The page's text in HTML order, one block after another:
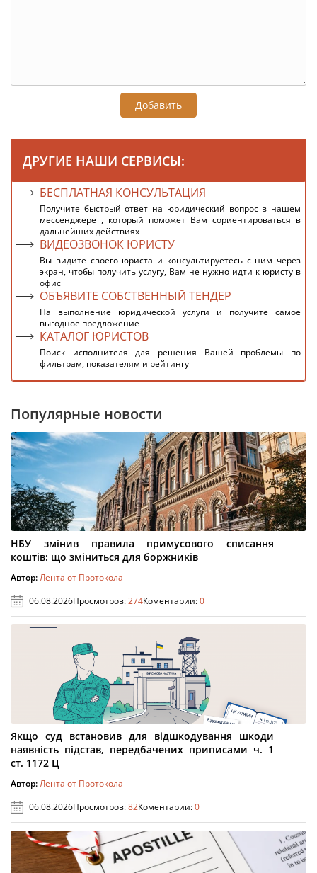
Добавить
ДРУГИЕ НАШИ СЕРВИСЫ:
БЕСПЛАТНАЯ КОНСУЛЬТАЦИЯ
Получите быстрый ответ на юридический вопрос в нашем
мессенджере , который поможет Вам сориентироваться в
дальнейших действиях
ВИДЕОЗВОНОК ЮРИСТУ
Вы видите своего юриста и консультируетесь с ним через
экран, чтобы получить услугу, Вам не нужно идти к юристу в
офис
ОБЪЯВИТЕ СОБСТВЕННЫЙ ТЕНДЕР
На выполнение юридической услуги и получите самое
выгодное предложение
КАТАЛОГ ЮРИСТОВ
Поиск исполнителя для решения Вашей проблемы по
фильтрам, показателям и рейтингу
Популярные новости
НБУ змінив правила примусового списання
коштів: що зміниться для боржників
Автор:Лента от Протокола
06.08.2026Просмотров:274Коментарии:0
Якщо суд встановив для відшкодування шкоди
наявність підстав, передбачених приписами ч. 1
ст. 1172 Ц
Автор:Лента от Протокола
06.08.2026Просмотров:82Коментарии:0